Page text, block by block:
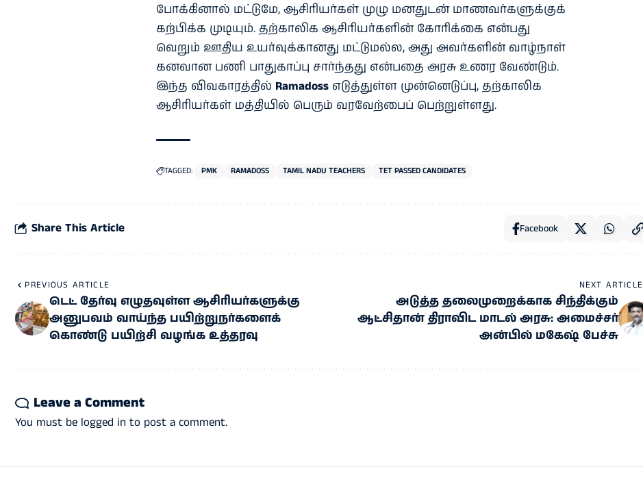
போக்கினால் மட்டுமே, ஆசிரியர்கள் முழு மனதுடன் மாணவர்களுக்குக்
கற்பிக்க முடியும். தற்காலிக ஆசிரியர்களின் கோரிக்கை என்பது
வெறும் ஊதிய உயர்வுக்கானது மட்டுமல்ல, அது அவர்களின் வாழ்நாள்
கனவான பணி பாதுகாப்பு சார்ந்தது என்பதை அரசு உணர வேண்டும்.
இந்த விவகாரத்தில் Ramadossஎடுத்துள்ள முன்னெடுப்பு, தற்காலிக
ஆசிரியர்கள் மத்தியில் பெரும் வரவேற்பைப் பெற்றுள்ளது.
TAGGED: PMK RAMADOSS TAMIL NADU TEACHERS TET PASSED CANDIDATES
Share This Article Facebook
PREVIOUS ARTICLE
டெட் தேர்வு எழுதவுள்ள ஆசிரியர்களுக்கு
அனுபவம் வாய்ந்த பயிற்றுநர்களைக்
கொண்டு பயிற்சி வழங்க உத்தரவு
NEXT ARTICLE
அடுத்த தலைமுறைக்காக சிந்திக்கும்
ஆட்சிதான் திராவிட மாடல் அரசு: அமைச்சர்
அன்பில் மகேஷ் பேச்சு
Leave a Comment
You must be logged in to post a comment.